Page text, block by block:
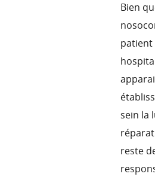
Bien
patient
sein la
reste